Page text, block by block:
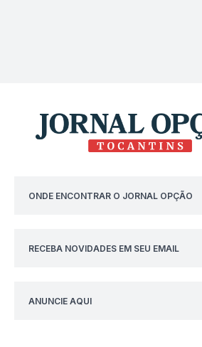
ONDE ENCONTRAR O JORNAL OPÇÃO
RECEBA NOVIDADES EM SEU EMAIL
ANUNCIE AQUI